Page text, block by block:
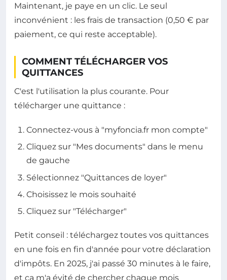
Maintenant, je paye en un clic. Le seul
inconvénient : les frais de transaction (0,50 € par
paiement, ce qui reste acceptable).
COMMENT TÉLÉCHARGER VOS
QUITTANCES
C'est l'utilisation la plus courante. Pour
télécharger une quittance :
Connectez-vous à "myfoncia.fr mon compte"
Cliquez sur "Mes documents" dans le menu
de gauche
Sélectionnez "Quittances de loyer"
Choisissez le mois souhaité
Cliquez sur "Télécharger"
Petit conseil : téléchargez toutes vos quittances
en une fois en fin d'année pour votre déclaration
d'impôts. En 2025, j'ai passé 30 minutes à le faire,
et ça m'a évité de chercher chaque mois